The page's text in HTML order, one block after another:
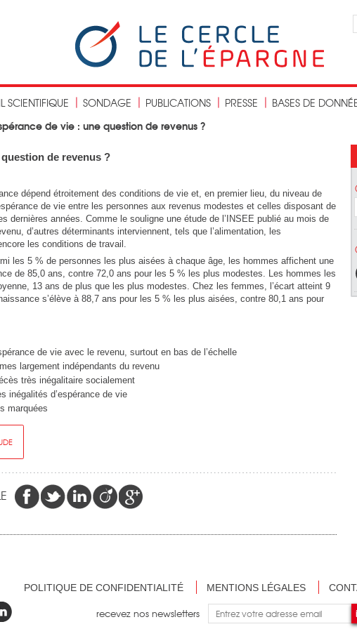
SCIENTIFIQUE SONDAGE PUBLICATIONS PRESSE
BASES DE
de vie : une question de revenus ?
question de revenus ?
dépend étroitement des conditions de vie et, en premier lieu, du niveau de
de vie entre les personnes aux revenus modestes et celles disposant de
dernières années. Comme le souligne une étude de l’INSEE publié au mois de
d’autres déterminants interviennent, tels que l’alimentation, les
les conditions de travail.
les 5 % de personnes les plus aisées à chaque âge, les hommes affichent une
de 85,0 ans, contre 72,0 ans pour les 5 % les plus modestes. Les hommes les
13 ans de plus que les plus modestes. Chez les femmes, l’écart atteint 9
s’élève à 88,7 ans pour les 5 % les plus aisées, contre 80,1 ans pour
de vie avec le revenu, surtout en bas de l’échelle
largement indépendants du revenu
très inégalitaire socialement
inégalités d’espérance de vie
marquées
POLITIQUE DE CONFIDENTIALITÉ MENTIONS LÉGALES
recevez nos newsletters